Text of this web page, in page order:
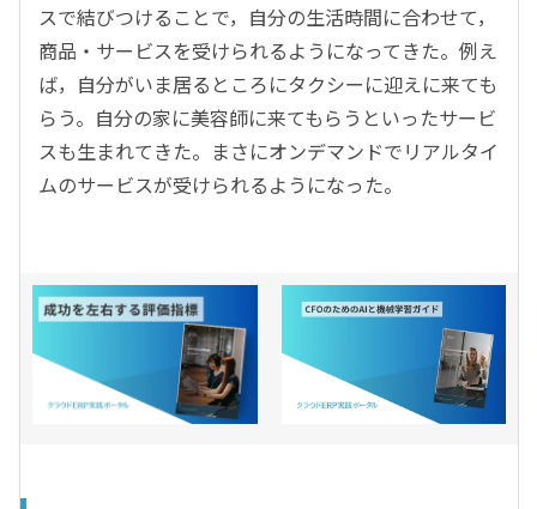
スで結びつけることで，自分の生活時間に合わせて，
商品・サービスを受けられるようになってきた。例え
ば，自分がいま居るところにタクシーに迎えに来ても
らう。自分の家に美容師に来てもらうといったサービ
スも生まれてきた。まさにオンデマンドでリアルタイ
ムのサービスが受けられるようになった。